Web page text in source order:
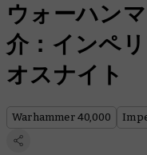
ウォーハン
介：インペ
オスナイト
Warhammer 40,000